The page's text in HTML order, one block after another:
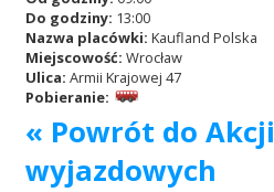
RCKiK
Akcje wyjazdowe
Do godziny: 13:00
Nazwa placówki: Kaufland Polska
Miejscowość: Wrocław
Ulica: Armii Krajowej 47
Pobieranie:
« Powrót do Akcji
wyjazdowych